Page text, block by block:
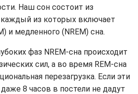
Наш сон состоит из
каждый из которых включает
и медленного (NREM) сна.
фаз NREM-сна происходит
сил, а во время REM-сна
перезагрузка. Если эти
8 часов в постели не дадут